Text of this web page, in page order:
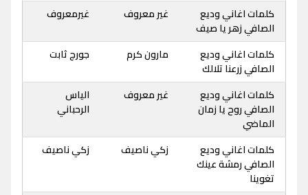
كلمات اغاني وديع
الصافي زهر يا صيف
غير معروف غيرمعروف
كلمات اغاني وديع
الصافي زرعنا تلالك
مارون كرم جورج ثابت
كلمات اغاني وديع
الصافي روح يا زمان
الماضي
غير معروف
الياس
الرحباني
كلمات اغاني وديع
الصافي رمشة عينك
تغوينا
زكي ناصيف زكي ناصيف